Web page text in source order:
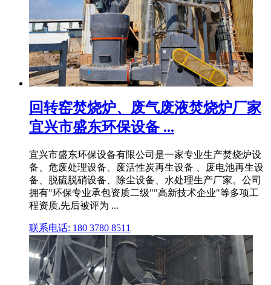
回转窑焚烧炉、废气废液焚烧炉厂家
宜兴市盛东环保设备 ...
宜兴市盛东环保设备有限公司是一家专业生产焚烧炉设
备、危废处理设备、废活性炭再生设备 、废电池再生设
备、脱硫脱硝设备、除尘设备、水处理生产厂家。公司
拥有"环保专业承包资质二级""高新技术企业"等多项工
程资质,先后被评为 ...
联系电话: 180 3780 8511